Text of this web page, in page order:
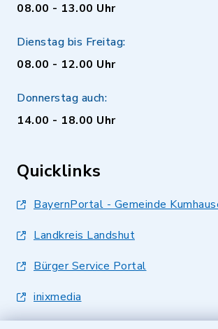
08.00 - 13.00 Uhr
Dienstag bis Freitag:
08.00 - 12.00 Uhr
Donnerstag auch:
14.00 - 18.00 Uhr
Quicklinks
BayernPortal - Gemeinde
Landkreis Landshut
Bürger Service Portal
inixmedia